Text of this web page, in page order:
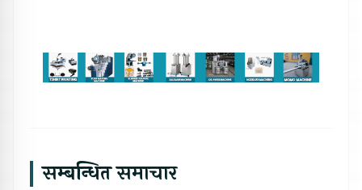
सम्बन्धित समाचार